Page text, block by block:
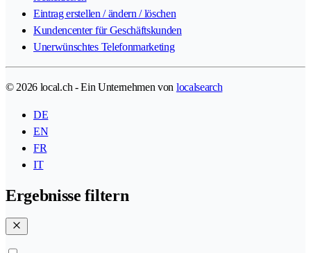
Eintrag erstellen / ändern / löschen
Kundencenter für Geschäftskunden
Unerwünschtes Telefonmarketing
© 2026 local.ch - Ein Unternehmen von localsearch
DE
EN
FR
IT
Ergebnisse filtern